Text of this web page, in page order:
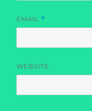
EMAIL *
WEBSITE